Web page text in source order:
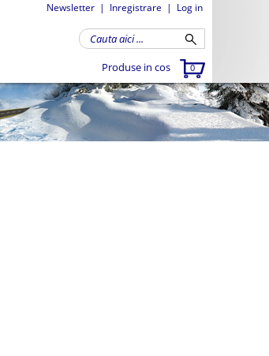
Newsletter | Inregistrare | Log in
Produse in cos 0